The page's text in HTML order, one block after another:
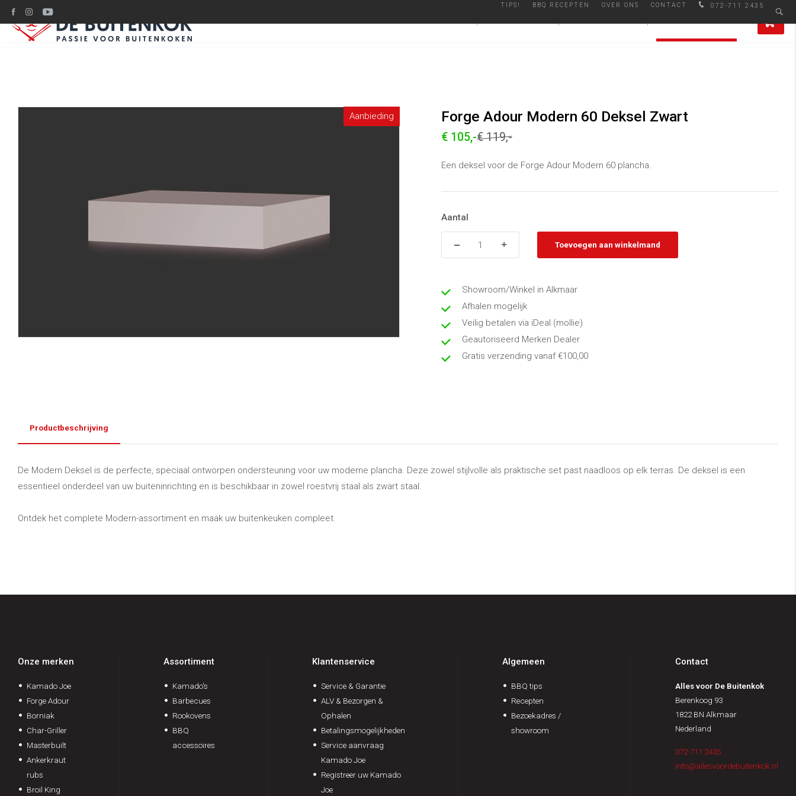
072-711 2435
TIPS! BBQ RECEPTEN OVER ONS CONTACT
0
Aanbieding Forge Adour Modern 60 Deksel Zwart
€ 105,-€ 119,-
Een deksel voor de Forge Adour Modern 60 plancha.
Aantal
Toevoegen aan winkelmand
Showroom/Winkel in Alkmaar
Afhalen mogelijk
Veilig betalen via iDeal (mollie)
Geautoriseerd Merken Dealer
Gratis verzending vanaf €100,00
Productbeschrijving
De Modern Deksel is de perfecte, speciaal ontworpen ondersteuning voor uw moderne plancha. Deze zowel stijlvolle als praktische set past naadloos op elk terras. De deksel is een
essentieel onderdeel van uw buiteninrichting en is beschikbaar in zowel roestvrij staal als zwart staal.
Ontdek het complete Modern-assortiment en maak uw buitenkeuken compleet.
Onze merken
Kamado Joe
Forge Adour
Borniak
Char-Griller
Masterbuilt
Ankerkraut
rubs
Broil King
Assortiment
Kamado's
Barbecues
Rookovens
BBQ
accessoires
Klantenservice
Service & Garantie
ALV & Bezorgen &
Ophalen
Betalingsmogelijkheden
Service aanvraag
Kamado Joe
Registreer uw Kamado
Joe
Algemeen
BBQ tips
Recepten
Bezoekadres /
showroom
Contact
Alles voor De Buitenkok
Berenkoog 93
1822 BN Alkmaar
Nederland
072-711 2435
info@allesvoordebuitenkok.nl